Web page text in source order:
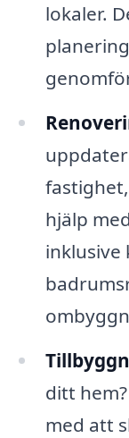
lokaler.
hjälp
inklusive
ditt
med att